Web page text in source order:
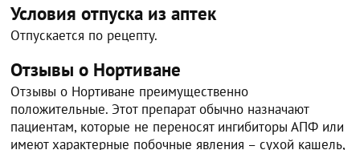
Условия отпуска из аптек
Отпускается по рецепту.
Отзывы о Нортиване
Отзывы о Нортиване преимущественно
положительные. Этот препарат обычно назначают
пациентам, которые не переносят ингибиторы АПФ или
имеют характерные побочные явления – сухой кашель,